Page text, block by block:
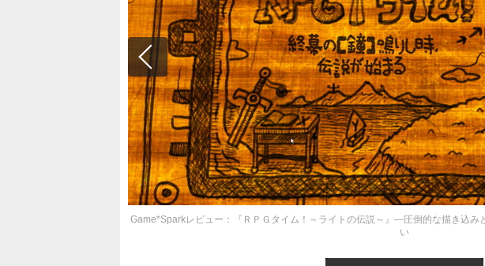
Game*Sparkレビュー：『ＲＰＧタイム！～ライトの伝説～』―圧倒的な描き込み
い